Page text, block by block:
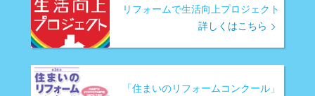
リフォームで生活向上プロジェクト
詳しくはこちら
「住まいのリフォームコンクール」